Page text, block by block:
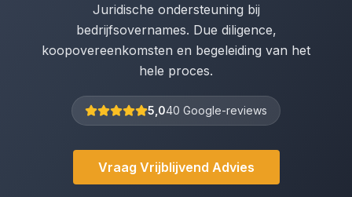
Juridische ondersteuning bij
bedrijfsovernames. Due diligence,
koopovereenkomsten en begeleiding van het
hele proces.
5,040 Google-reviews
Vraag Vrijblijvend Advies